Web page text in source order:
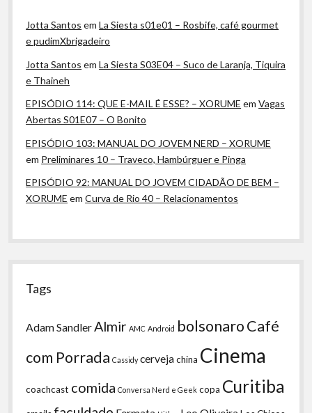
Jotta Santos emLa Siesta s01e01 – Rosbife, café gourmet
e pudimXbrigadeiro
Jotta Santos emLa Siesta S03E04 – Suco de Laranja, Tiquira
e Thaineh
EPISÓDIO 114: QUE E-MAIL É ESSE? – XORUME emVagas
Abertas S01E07 – O Bonito
EPISÓDIO 103: MANUAL DO JOVEM NERD – XORUME
em Preliminares 10 – Traveco, Hambúrguer e Pinga
EPISÓDIO 92: MANUAL DO JOVEM CIDADÃO DE BEM –
XORUME emCurva de Rio 40 – Relacionamentos
Tags
Adam Sandler Almir AMC Android bolsonaroCafé
com Porrada Cassidy cervejachina Cinema
coachcast comida Conversa Nerd e Geek copa Curitiba